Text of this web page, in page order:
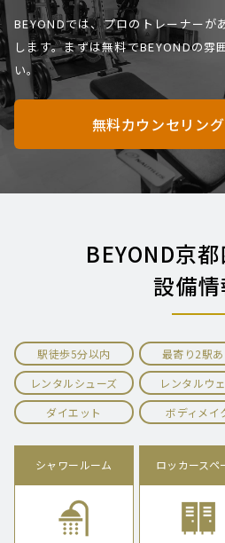
BEYONDでは、プロのトレーナーが
します。まずは無料でBEYONDの雰
い。
無料カウンセリン
BEYOND京
設備情
駅徒歩5分以内 最寄り2駅あ
レンタルシューズ
レンタルウ
ダイエット
ボディメイ
シャワールーム ロッカースペ